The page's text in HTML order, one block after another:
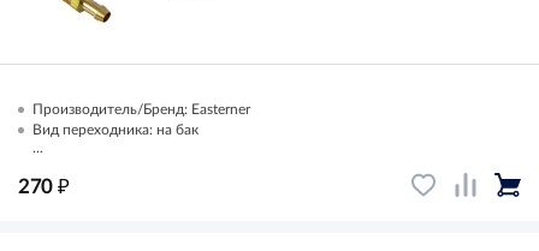
Производитель/Бренд: Easterner
Вид переходника: на бак
...
270 ₽